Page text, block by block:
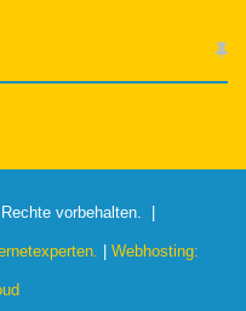
vorbehalten. |
| Webhosting: